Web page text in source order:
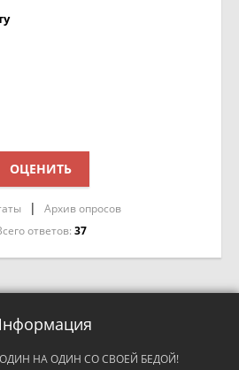
|
Архив опросов
ответов: 37
НА ОДИН СО СВОЕЙ БЕДОЙ!